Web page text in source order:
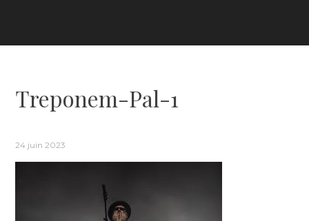
Treponem-Pal-1
24 juin 2023